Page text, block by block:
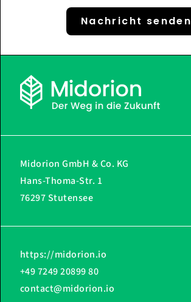
Nachricht senden
Midorion GmbH & Co. KG
Hans-Thoma-Str. 1
76297 Stutensee
https://midorion.io
+49 7249 20899 80
contact@midorion.io